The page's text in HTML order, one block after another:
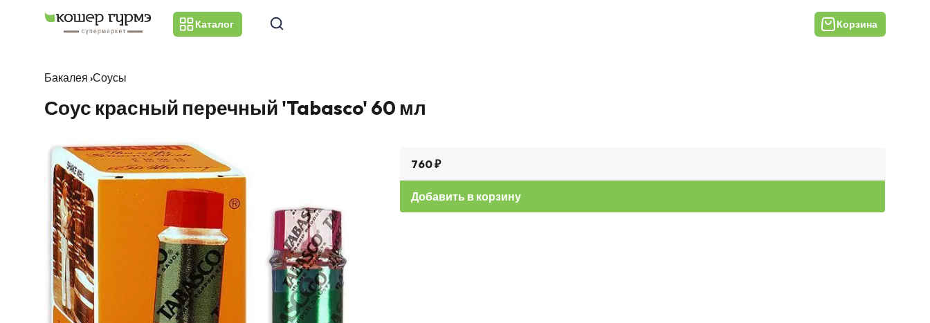
Каталог Корзина
Бакалея ›Соусы
Соус красный перечный 'Tabasco' 60 мл
760 ₽
Добавить в корзину